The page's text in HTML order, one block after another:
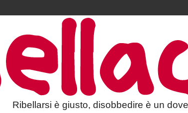
Ribellarsi è giusto, disobbedire è un